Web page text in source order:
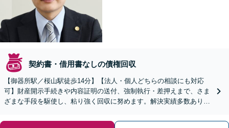
契約書・借用書なしの債権回収
【御器所駅／桜山駅徒歩14分】【法人・個人どちらの相談にも対応
可】財産開示手続きや内容証明の送付、強制執行・差押えまで、さま
ざまな手段を駆使し、粘り強く回収に努めます。解決実績多数あり。